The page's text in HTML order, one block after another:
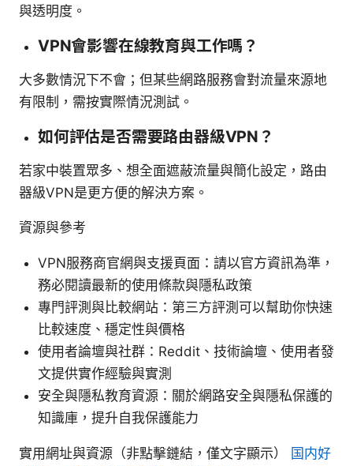
與透明度。
VPN會影響在線教育與工作嗎？
大多數情況下不會；但某些網路服務會對流量來源地
有限制，需按實際情況測試。
如何評估是否需要路由器級VPN？
若家中裝置眾多、想全面遮蔽流量與簡化設定，路由
器級VPN是更方便的解決方案。
資源與參考
VPN服務商官網與支援頁面：請以官方資訊為準，
務必閱讀最新的使用條款與隱私政策
專門評測與比較網站：第三方評測可以幫助你快速
比較速度、穩定性與價格
使用者論壇與社群：Reddit、技術論壇、使用者發
文提供實作經驗與實測
安全與隱私教育資源：關於網路安全與隱私保護的
知識庫，提升自我保護能力
實用網址與資源（非點擊鏈結，僅文字顯示） 国内好